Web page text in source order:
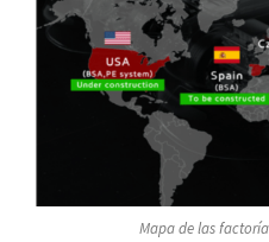
Mapa de las